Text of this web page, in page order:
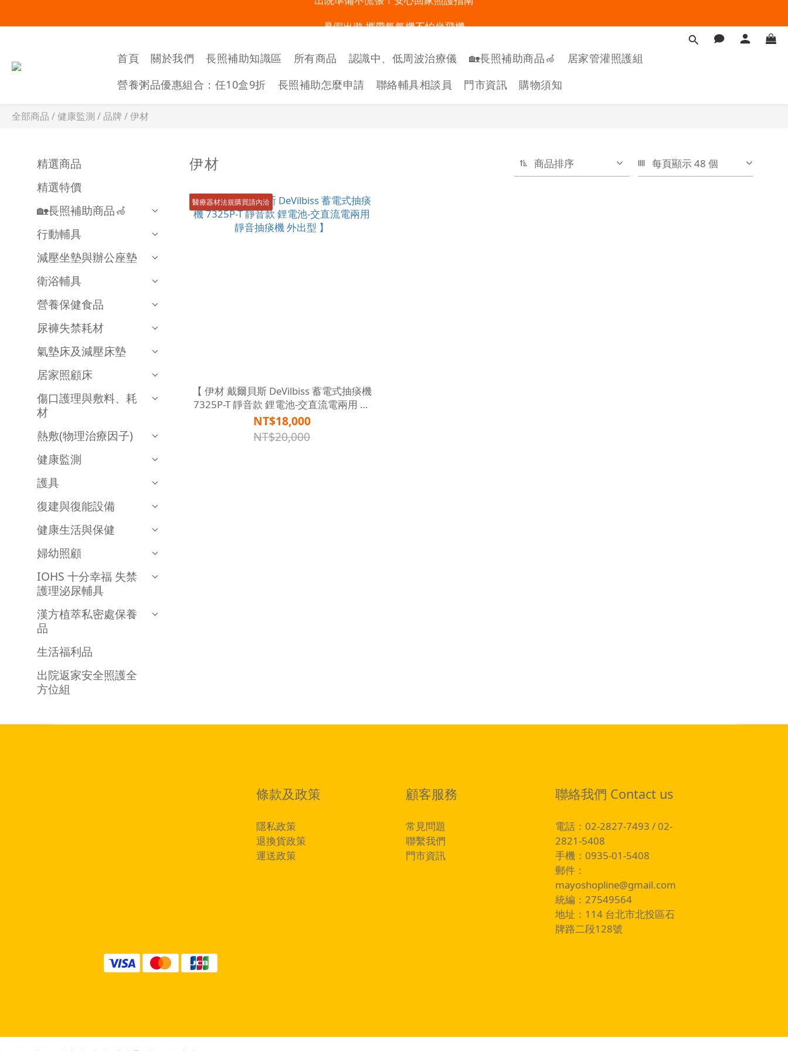
首頁 關於我們 長照補助知識區 所有商品 認識中、低周波治療儀 🏡長照補助商品🦽
居家管灌照護組
營養粥品優惠組合：任10盒9折
長照補助怎麼申請 聯絡輔具相談員 門市資訊 購物須知
全部商品 /健康監測 / 品牌 /伊材
精選商品
精選特價
🏡長照補助商品🦽
行動輔具
減壓坐墊與辦公座墊
衛浴輔具
營養保健食品
尿褲失禁耗材
氣墊床及減壓床墊
居家照顧床
傷口護理與敷料、耗
材
熱敷(物理治療因子)
健康監測
護具
復建與復能設備
健康生活與保健
婦幼照顧
IOHS 十分幸福 失禁
護理泌尿輔具
漢方植萃私密處保養
品
生活福利品
出院返家安全照護全
方位組
伊材 商品排序 每頁顯示 48 個
醫療器材法規購買請內洽
【 伊材 戴爾貝斯 DeVilbiss 蓄電式抽痰機
7325P-T 靜音款 鋰電池-交直流電兩用 靜
音抽痰機 外出型 】
NT$18,000
NT$20,000
條款及政策
隱私政策
退換貨政策
運送政策
顧客服務
常見問題
聯繫我們
門市資訊
聯絡我們 Contact us
電話：02-2827-7493 / 02-
2821-5408
手機：0935-01-5408
郵件：
mayoshopline@gmail.com
統編：27549564
地址：114 台北市北投區石
牌路二段128號